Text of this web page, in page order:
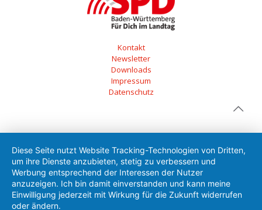
Kontakt
Newsletter
Downloads
Impressum
Datenschutz
Diese Seite nutzt Website Tracking-Technologien von Dritten,
um ihre Dienste anzubieten, stetig zu verbessern und
Werbung entsprechend der Interessen der Nutzer
anzuzeigen. Ich bin damit einverstanden und kann meine
Einwilligung jederzeit mit Wirkung für die Zukunft widerrufen
oder ändern.